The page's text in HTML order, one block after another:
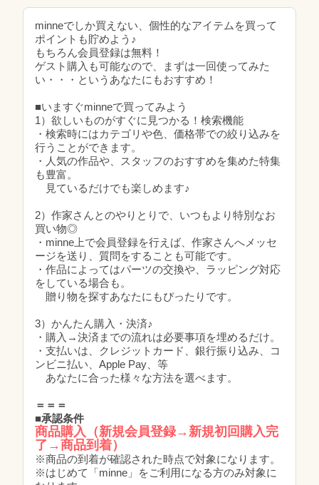
minneでしか買えない、個性的なアイテムを買って
ポイントも貯めよう♪
もちろん会員登録は無料！
ゲスト購入も可能なので、まずは一回使ってみた
い・・・というあなたにもおすすめ！
■いますぐminneで買ってみよう
1）欲しいものがすぐに見つかる！検索機能
・検索時にはカテゴリや色、価格帯での絞り込みを
行うことができます。
・人気の作品や、スタッフのおすすめを集めた特集
も豊富。
見ているだけでも楽しめます♪
2）作家さんとのやりとりで、いつもより特別なお
買い物◎
・minne上で会員登録を行えば、作家さんへメッセ
ージを送り、質問をすることも可能です。
・作品によってはパーツの交換や、ラッピング対応
をしている場合も。
贈り物を探すあなたにもぴったりです。
3）かんたん購入・決済♪
・購入→決済までの流れは必要事項を埋めるだけ。
・支払いは、クレジットカード、銀行振り込み、コ
ンビニ払い、Apple Pay、等
あなたに合った様々な方法を選べます。
＝＝＝
■承認条件
商品購入（新規会員登録→新規初回購入完
了→商品到着）
※商品の到着が確認された時点で対象になります。
※はじめて「minne」をご利用になる方のみ対象に